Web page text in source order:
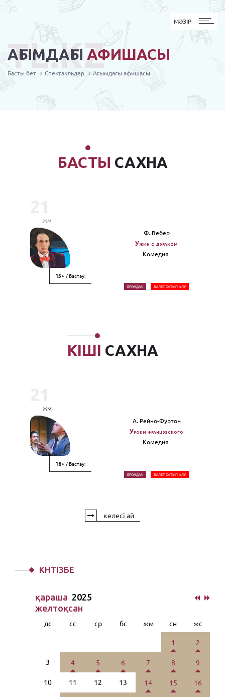
MӘЗІР
МӘЗІР
АҒЫМДАҒЫ АФИШАСЫ
TL.KZ
Басты бет Спектакльдер Ағымдағы афишасы
БАСТЫ САХНА
жм
15+ / Бастау:
Ф. Вебер
Ужин с дураком
Комедия
БРОНДАУ БИЛЕТ САТЫП АЛУ
КІШІ САХНА
жм
16+ / Бастау:
А. Рейно-Фуртон
Уроки французского
Комедия
БРОНДАУ БИЛЕТ САТЫП АЛУ
келесі ай
КҮНТІЗБЕ
қараша 2025
желтоқсан
дс сс ср бс жм сн жс
1 2
3 4 5 6 7 8 9
10 11 12 13 14 15 16